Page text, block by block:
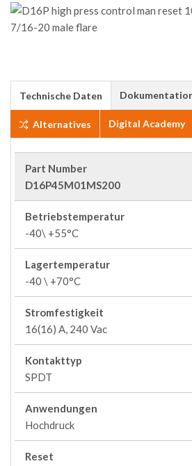
Technische Daten
Alternatives Digital Academy
Part Number
D16P45M01MS200
Betriebstemperatur
-40\ +55°C
Lagertemperatur
-40 \ +70°C
Stromfestigkeit
16(16) A, 240 Vac
Kontakttyp
SPDT
Anwendungen
Hochdruck
Reset